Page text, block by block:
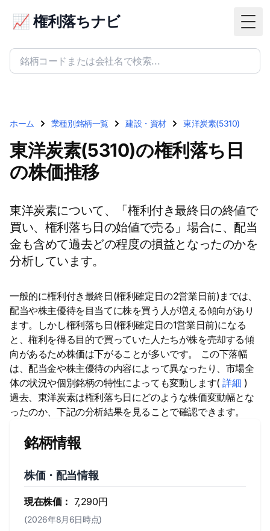
📈 権利落ちナビ
ホーム 業種別銘柄一覧 建設・資材 東洋炭素(5310)
東洋炭素(5310)の権利落ち日
の株価推移
東洋炭素について、「権利付き最終日の終値で
買い、権利落ち日の始値で売る」場合に、配当
金も含めて過去どの程度の損益となったのかを
分析しています。
一般的に権利付き最終日(権利確定日の2営業日前)までは、
配当や株主優待を目当てに株を買う人が増える傾向があり
ます。しかし権利落ち日(権利確定日の1営業日前)になる
と、権利を得る目的で買っていた人たちが株を売却する傾
向があるため株価は下がることが多いです。 この下落幅
は、配当金や株主優待の内容によって異なったり、市場全
体の状況や個別銘柄の特性によっても変動します(詳細 )
過去、東洋炭素は権利落ち日にどのような株価変動幅とな
ったのか、下記の分析結果を見ることで確認できます。
銘柄情報
株価・配当情報
現在株価： 7,290円
(2026年8月6日時点)